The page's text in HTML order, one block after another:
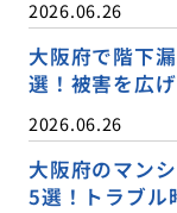
2026.06.26
大阪府で階下
選！被害を広
2026.06.26
大阪府のマン
5選！トラブル